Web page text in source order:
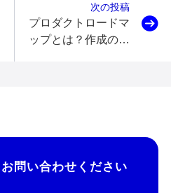
次の投稿
プロダクトロードマ
ップとは？作成の目
お問い合わせください